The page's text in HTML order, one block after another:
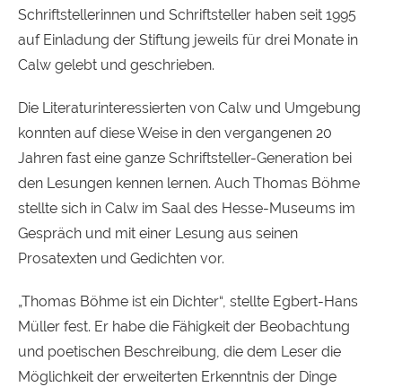
Schriftstellerinnen und Schriftsteller haben seit 1995
auf Einladung der Stiftung jeweils für drei Monate in
Calw gelebt und geschrieben.
Die Literaturinteressierten von Calw und Umgebung
konnten auf diese Weise in den vergangenen 20
Jahren fast eine ganze Schriftsteller-Generation bei
den Lesungen kennen lernen. Auch Thomas Böhme
stellte sich in Calw im Saal des Hesse-Museums im
Gespräch und mit einer Lesung aus seinen
Prosatexten und Gedichten vor.
„Thomas Böhme ist ein Dichter“, stellte Egbert-Hans
Müller fest. Er habe die Fähigkeit der Beobachtung
und poetischen Beschreibung, die dem Leser die
Möglichkeit der erweiterten Erkenntnis der Dinge